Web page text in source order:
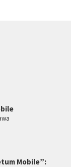
Mobile”: